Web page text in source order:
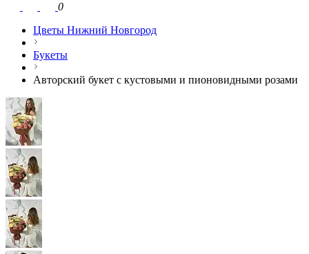
0
Цветы Нижний Новгород
Букеты
Авторский букет с кустовыми и пионовидными розами